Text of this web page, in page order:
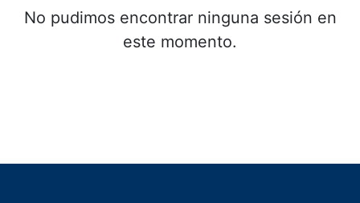
No pudimos encontrar ninguna sesión en
este momento.